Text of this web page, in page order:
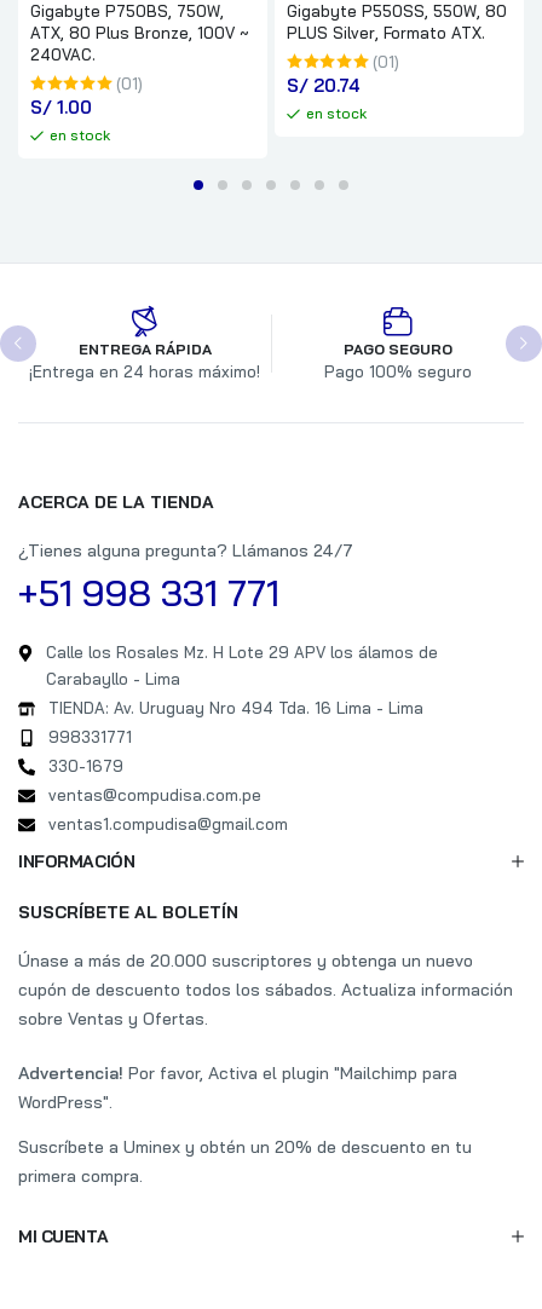
Gigabyte P750BS, 750W,
ATX, 80 Plus Bronze, 100V ~
240VAC.
(01)
S/ 1.00
en stock
Gigabyte P550SS, 550W, 80
PLUS Silver, Formato ATX.
(01)
S/ 20.74
en stock
ENTREGA RÁPIDA
¡Entrega en 24 horas máximo!
PAGO SEGURO
Pago 100% seguro
ACERCA DE LA TIENDA
¿Tienes alguna pregunta? Llámanos 24/7
+51 998 331 771
Calle los Rosales Mz. H Lote 29 APV los álamos de
Carabayllo - Lima
TIENDA: Av. Uruguay Nro 494 Tda. 16 Lima - Lima
998331771
330-1679
ventas@compudisa.com.pe
ventas1.compudisa@gmail.com
INFORMACIÓN
MI CUENTA
SUSCRÍBETE AL BOLETÍN
Únase a más de 20.000 suscriptores y obtenga un nuevo
cupón de descuento todos los sábados. Actualiza información
sobre Ventas y Ofertas.
Advertencia! Por favor, Activa el plugin "Mailchimp para
WordPress".
Suscríbete a Uminex y obtén un 20% de descuento en tu
primera compra.